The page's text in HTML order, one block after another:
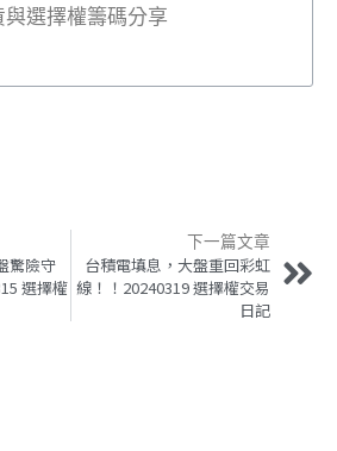
與選擇權籌碼分享
驚險守
選擇權
下一篇文章
台積電填息，大盤重回彩虹
線！！20240319 選擇權交易
日記